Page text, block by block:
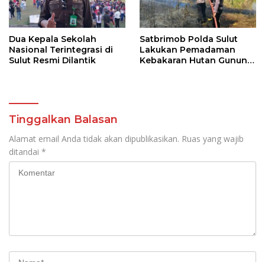
Dua Kepala Sekolah
Nasional Terintegrasi di
Sulut Resmi Dilantik
Satbrimob Polda Sulut
Lakukan Pemadaman
Kebakaran Hutan Gunung
Tinggalkan Balasan
Alamat email Anda tidak akan dipublikasikan. Ruas yang wajib
ditandai *